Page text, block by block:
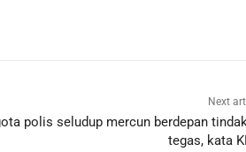
Next
polis seludup mercun berdepan
tegas, kata